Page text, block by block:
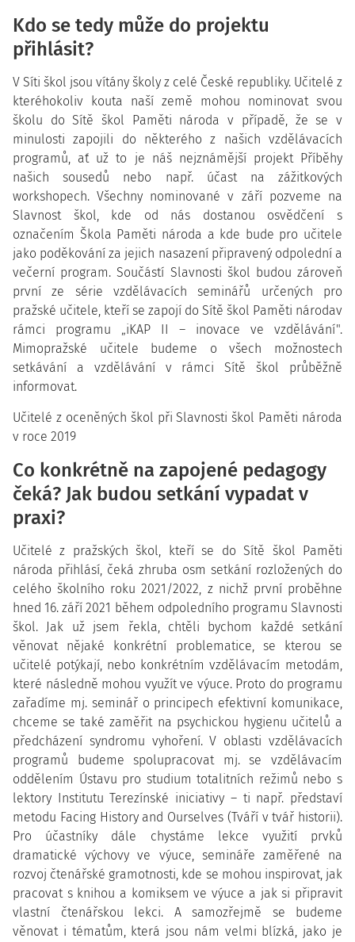
Kdo se tedy může do projektu
přihlásit?
V Síti škol jsou vítány školy z celé České republiky. Učitelé z
kteréhokoliv kouta naší země mohou nominovat svou
školu do Sítě škol Paměti národa v případě, že se v
minulosti zapojili do některého z našich vzdělávacích
programů, ať už to je náš nejznámější projekt Příběhy
našich sousedů nebo např. účast na zážitkových
workshopech. Všechny nominované v září pozveme na
Slavnost škol, kde od nás dostanou osvědčení s
označením Škola Paměti národa a kde bude pro učitele
jako poděkování za jejich nasazení připravený odpolední a
večerní program. Součástí Slavnosti škol budou zároveň
první ze série vzdělávacích seminářů určených pro
pražské učitele, kteří se zapojí do Sítě škol Paměti národav
rámci programu „iKAP II – inovace ve vzdělávání".
Mimopražské učitele budeme o všech možnostech
setkávání a vzdělávání v rámci Sítě škol průběžně
informovat.
Učitelé z oceněných škol při Slavnosti škol Paměti národa
v roce 2019
Co konkrétně na zapojené pedagogy
čeká? Jak budou setkání vypadat v
praxi?
Učitelé z pražských škol, kteří se do Sítě škol Paměti
národa přihlásí, čeká zhruba osm setkání rozložených do
celého školního roku 2021/2022, z nichž první proběhne
hned 16. září 2021 během odpoledního programu Slavnosti
škol. Jak už jsem řekla, chtěli bychom každé setkání
věnovat nějaké konkrétní problematice, se kterou se
učitelé potýkají, nebo konkrétním vzdělávacím metodám,
které následně mohou využít ve výuce. Proto do programu
zařadíme mj. seminář o principech efektivní komunikace,
chceme se také zaměřit na psychickou hygienu učitelů a
předcházení syndromu vyhoření. V oblasti vzdělávacích
programů budeme spolupracovat mj. se vzdělávacím
oddělením Ústavu pro studium totalitních režimů nebo s
lektory Institutu Terezínské iniciativy – ti např. představí
metodu Facing History and Ourselves (Tváří v tvář historii).
Pro účastníky dále chystáme lekce využití prvků
dramatické výchovy ve výuce, semináře zaměřené na
rozvoj čtenářské gramotnosti, kde se mohou inspirovat, jak
pracovat s knihou a komiksem ve výuce a jak si připravit
vlastní čtenářskou lekci. A samozřejmě se budeme
věnovat i tématům, která jsou nám velmi blízká, jako je